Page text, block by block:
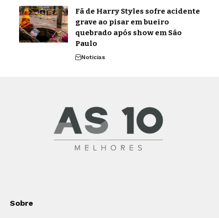
Fã de Harry Styles sofre acidente
grave ao pisar em bueiro
quebrado após show em São
Paulo
Noticias
Sobre